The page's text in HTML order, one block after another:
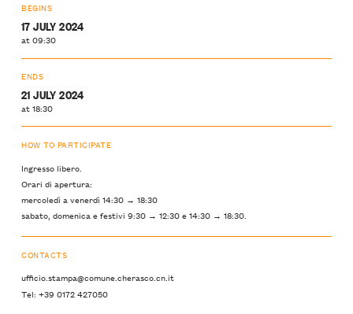
BEGINS
17 JULY 2024
at 09:30
ENDS
21 JULY 2024
at 18:30
HOW TO PARTICIPATE
Ingresso libero.
Orari di apertura:
mercoledì a venerdì 14:30 → 18:30
sabato, domenica e festivi 9:30 → 12:30 e 14:30 → 18:30.
CONTACTS
ufficio.stampa@comune.cherasco.cn.it
Tel: +39 0172 427050